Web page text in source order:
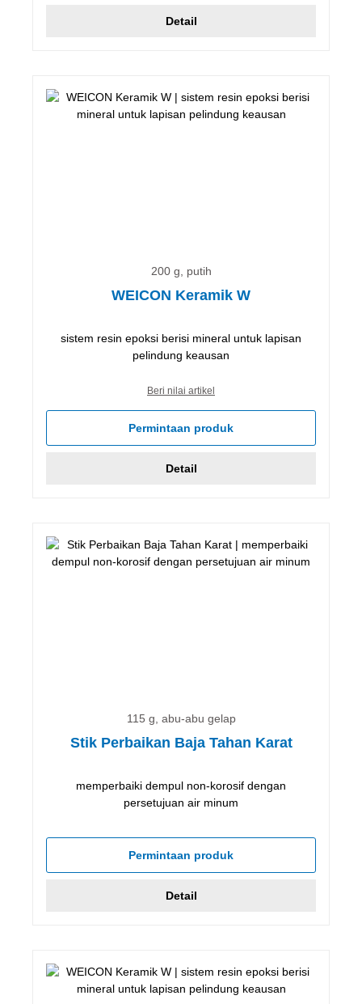
Detail
200 g, putih
WEICON Keramik W
sistem resin epoksi berisi mineral untuk lapisan
pelindung keausan
Beri nilai artikel
Permintaan produk
Detail
115 g, abu-abu gelap
Stik Perbaikan Baja Tahan Karat
memperbaiki dempul non-korosif dengan
persetujuan air minum
Permintaan produk
Detail